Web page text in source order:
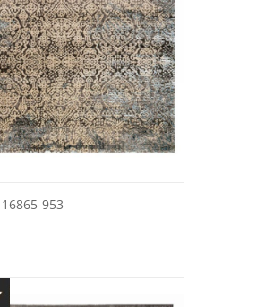
16865-953